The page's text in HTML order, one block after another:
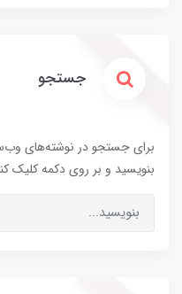
جستجو
برای جستجو در نوشته‌های
بنویسید و بر روی دکمه کلیک